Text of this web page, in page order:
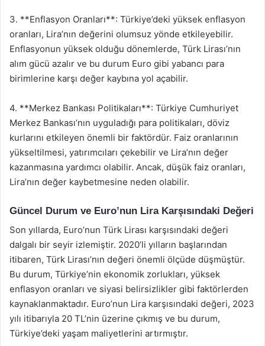
3. **Enflasyon Oranları**: Türkiye’deki yüksek enflasyon
oranları, Lira’nın değerini olumsuz yönde etkileyebilir.
Enflasyonun yüksek olduğu dönemlerde, Türk Lirası’nın
alım gücü azalır ve bu durum Euro gibi yabancı para
birimlerine karşı değer kaybına yol açabilir.
4. **Merkez Bankası Politikaları**: Türkiye Cumhuriyet
Merkez Bankası’nın uyguladığı para politikaları, döviz
kurlarını etkileyen önemli bir faktördür. Faiz oranlarının
yükseltilmesi, yatırımcıları çekebilir ve Lira’nın değer
kazanmasına yardımcı olabilir. Ancak, düşük faiz oranları,
Lira’nın değer kaybetmesine neden olabilir.
Güncel Durum ve Euro’nun Lira Karşısındaki Değeri
Son yıllarda, Euro’nun Türk Lirası karşısındaki değeri
dalgalı bir seyir izlemiştir. 2020’li yılların başlarından
itibaren, Türk Lirası’nın değeri önemli ölçüde düşmüştür.
Bu durum, Türkiye’nin ekonomik zorlukları, yüksek
enflasyon oranları ve siyasi belirsizlikler gibi faktörlerden
kaynaklanmaktadır. Euro’nun Lira karşısındaki değeri, 2023
yılı itibarıyla 20 TL’nin üzerine çıkmış ve bu durum,
Türkiye’deki yaşam maliyetlerini artırmıştır.